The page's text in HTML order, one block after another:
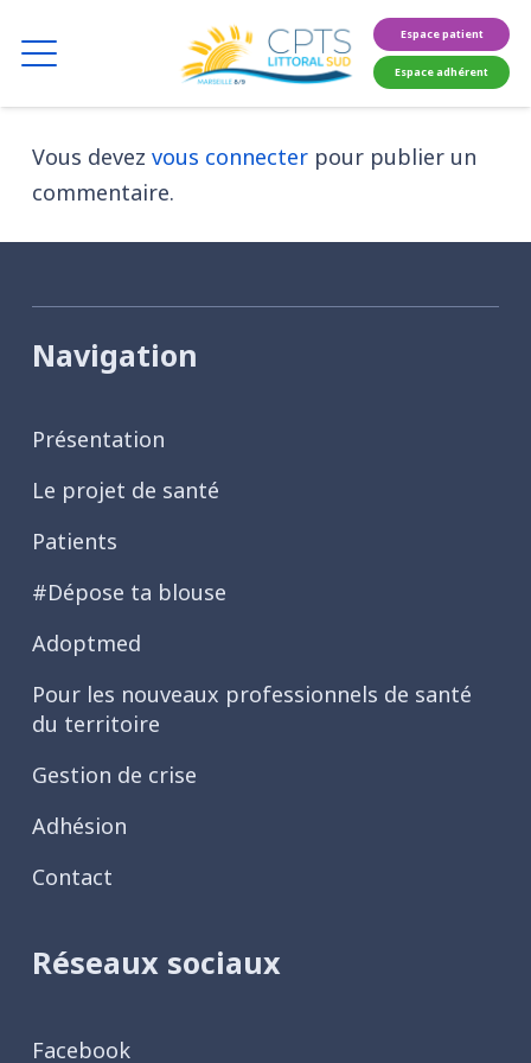
Espace patient
Espace adhérent
Vous devez vous connecter pour publier un
commentaire.
Navigation
Présentation
Le projet de santé
Patients
#Dépose ta blouse
Adoptmed
Pour les nouveaux professionnels de santé
du territoire
Gestion de crise
Adhésion
Contact
Réseaux sociaux
Facebook